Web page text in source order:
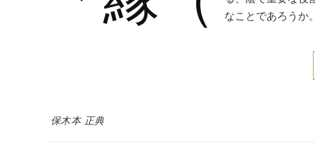
なことであろうか
保木本 正典